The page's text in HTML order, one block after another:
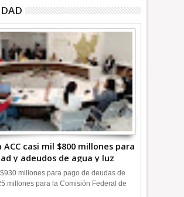
ACC casi mil $800 millones para
y adeudos de agua y luz
millones para pago de deudas de
millones para la Comisión Federal de